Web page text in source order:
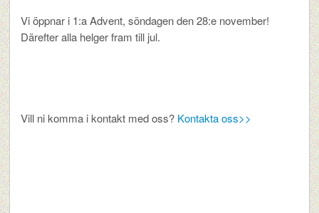
Vi öppnar i 1:a Advent, söndagen den 28:e november!
Därefter alla helger fram till jul.
Vill ni komma i kontakt med oss? Kontakta oss>>